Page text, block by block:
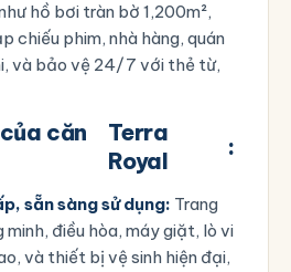
hồ bơi tràn bờ 1,200m²,
chiếu phim, nhà hàng, quán
và bảo vệ 24/7 với thẻ từ,
căn
Terra
Royal
:
sẵn sàng sử dụng: Trang
điều hòa, máy giặt, lò vi
và thiết bị vệ sinh hiện đại,